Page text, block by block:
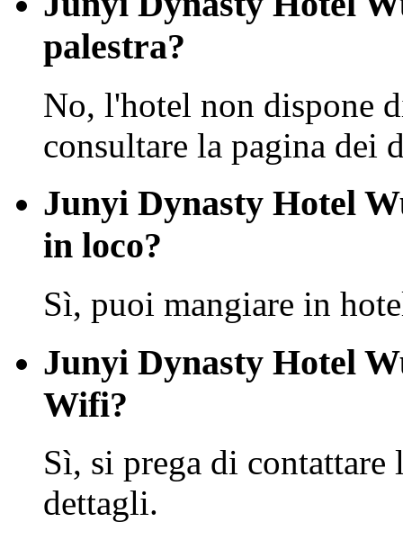
palestra?
No, l'hotel non dispone
consultare la pagina dei
Junyi Dynasty Hotel
in loco?
Sì, puoi mangiare in
Junyi Dynasty Hotel
Wifi?
Sì, si prega di
dettagli.